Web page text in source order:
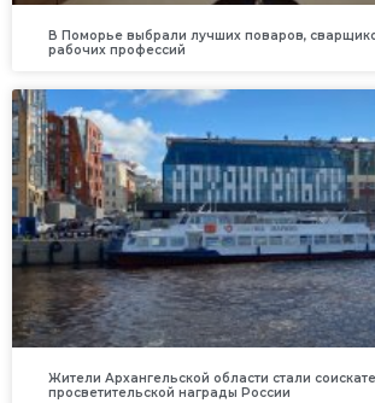
В Поморье выбрали лучших поваров,
рабочих профессий
Жители Архангельской области стали
просветительской награды России